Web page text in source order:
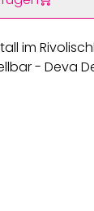
im
- Deva